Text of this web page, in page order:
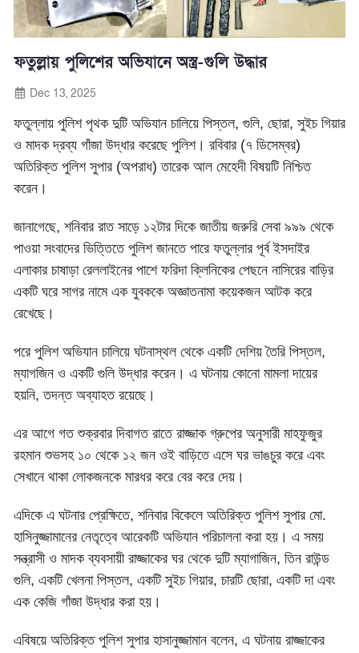
ফতুল্লায় পুলিশের অভিযানে অস্ত্র-গুলি উদ্ধার
Dec 13, 2025
ফতুল্লায় পুলিশ পৃথক দুটি অভিযান চালিয়ে পিস্তল, গুলি, ছোরা, সুইচ গিয়ার
ও মাদক দ্রব্য গাঁজা উদ্ধার করেছে পুলিশ। রবিবার (৭ ডিসেম্বর)
অতিরিক্ত পুলিশ সুপার (অপরাধ) তারেক আল মেহেদী বিষয়টি নিশ্চিত
করেন।
জানাগেছে, শনিবার রাত সাড়ে ১২টার দিকে জাতীয় জরুরি সেবা ৯৯৯ থেকে
পাওয়া সংবাদের ভিত্তিতে পুলিশ জানতে পারে ফতুল্লার পূর্ব ইসদাইর
এলাকার চাষাড়া রেললাইনের পাশে ফরিদা ক্লিনিকের পেছনে নাসিরের বাড়ির
একটি ঘরে সাগর নামে এক যুবককে অজ্ঞাতনামা কয়েকজন আটক করে
রেখেছে।
পরে পুলিশ অভিযান চালিয়ে ঘটনাস্থল থেকে একটি দেশিয় তৈরি পিস্তল,
ম্যাগজিন ও একটি গুলি উদ্ধার করেন। এ ঘটনায় কোনো মামলা দায়ের
হয়নি, তদন্ত অব্যাহত রয়েছে।
এর আগে গত শুক্রবার দিবাগত রাতে রাজ্জাক গ্রুপের অনুসারী মাহফুজুর
রহমান শুভসহ ১০ থেকে ১২ জন ওই বাড়িতে এসে ঘর ভাঙচুর করে এবং
সেখানে থাকা লোকজনকে মারধর করে বের করে দেয়।
এদিকে এ ঘটনার প্রেক্ষিতে, শনিবার বিকেলে অতিরিক্ত পুলিশ সুপার মো.
হাসিনুজ্জামানের নেতৃত্বে আরেকটি অভিযান পরিচালনা করা হয়। এ সময়
সন্ত্রাসী ও মাদক ব্যবসায়ী রাজ্জাকের ঘর থেকে দুটি ম্যাগাজিন, তিন রাউন্ড
গুলি, একটি খেলনা পিস্তল, একটি সুইচ গিয়ার, চারটি ছোরা, একটি দা এবং
এক কেজি গাঁজা উদ্ধার করা হয়।
এবিষয়ে অতিরিক্ত পুলিশ সুপার হাসানুজ্জামান বলেন, এ ঘটনায় রাজ্জাকের